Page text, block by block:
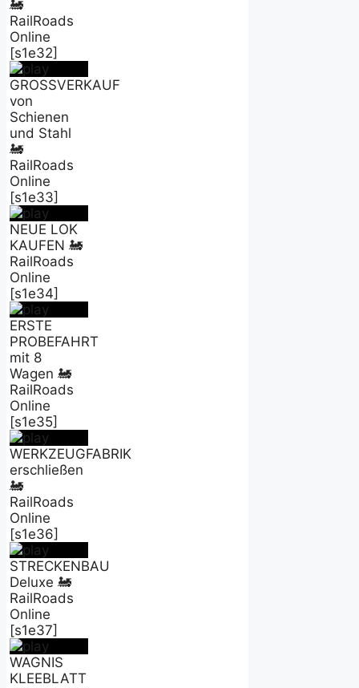
🚂
RailRoads
Online
[s1e32]
GROSSVERKAUF
von
Schienen
und Stahl
🚂
RailRoads
Online
[s1e33]
NEUE LOK
KAUFEN 🚂
RailRoads
Online
[s1e34]
ERSTE
PROBEFAHRT
mit 8
Wagen 🚂
RailRoads
Online
[s1e35]
WERKZEUGFABRIK
erschließen
🚂
RailRoads
Online
[s1e36]
STRECKENBAU
Deluxe 🚂
RailRoads
Online
[s1e37]
WAGNIS
KLEEBLATT